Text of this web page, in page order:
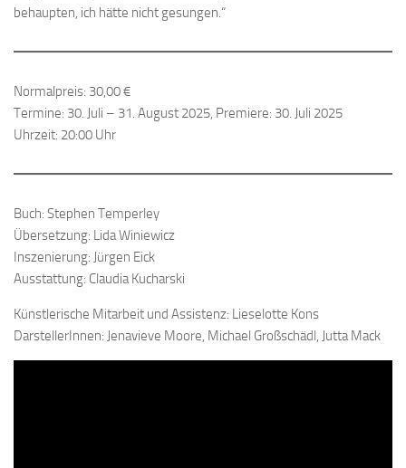
behaupten, ich hätte nicht gesungen.“
Normalpreis: 30,00 €
Termine: 30. Juli – 31. August 2025, Premiere: 30. Juli 2025
Uhrzeit: 20:00 Uhr
Buch: Stephen Temperley
Übersetzung: Lida Winiewicz
Inszenierung: Jürgen Eick
Ausstattung: Claudia Kucharski
Künstlerische Mitarbeit und Assistenz: Lieselotte Kons
DarstellerInnen: Jenavieve Moore, Michael Großschädl, Jutta Mack